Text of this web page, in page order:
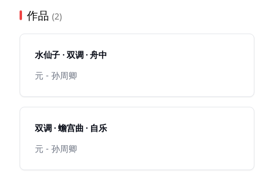
作品 (2)
水仙子 · 双调 · 舟中
元 - 孙周卿
双调 · 蟾宫曲 · 自乐
元 - 孙周卿